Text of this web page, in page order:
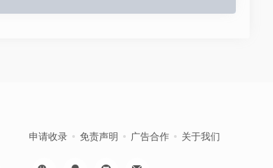
申请收录 免责声明 广告合作 关于我们